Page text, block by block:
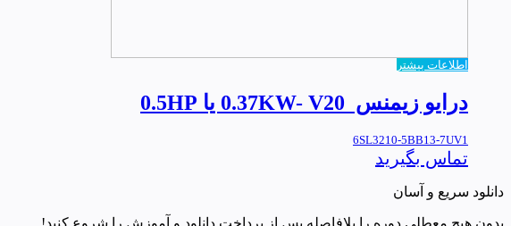
اطلاعات بیشتر
درایو زیمنس 0.37KW- V20 یا 0.5HP
6SL3210-5BB13-7UV1
تماس بگیرید
دانلود سریع و آسان
بدون هیچ معطلی دوره را بلافاصله پس از پرداخت دانلود و آموزش را شروع کنید!